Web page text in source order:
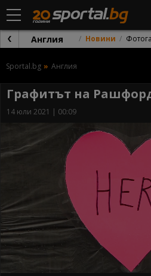
Англия Новини
Sportal.bg Англия
Графитът на
14 юли 2021 | 00:09